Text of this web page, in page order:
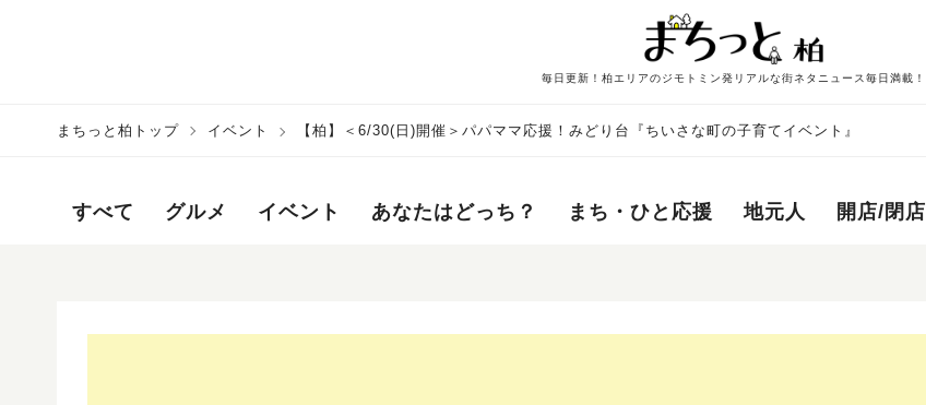
毎日更新！柏エリアのジモトミン発リアルな街ネタニュース毎日満載！
まちっと柏トップ イベント 【柏】＜6/30(日)開催＞パパママ応援！みどり台『ちいさな町の子育てイベント』
すべて グルメ イベント あなたはどっち？ まち・ひと応援 地元人 開店/閉店